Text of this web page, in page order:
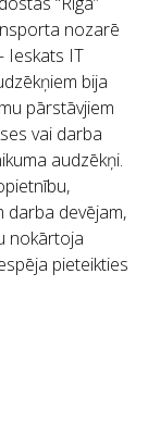
nozarē
Ieskats IT
bija
pārstāvjiem
vai darba
audzēkņi.
darba devējam,
nokārtoja
pieteikties